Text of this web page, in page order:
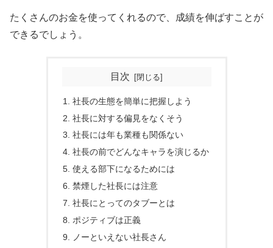
たくさんのお金を使ってくれるので、成績を伸ばすことが
できるでしょう。
目次
社長の生態を簡単に把握しよう
社長に対する偏見をなくそう
社長には年も業種も関係ない
社長の前でどんなキャラを演じるか
使える部下になるためには
禁煙した社長には注意
社長にとってのタブーとは
ポジティブは正義
ノーといえない社長さん